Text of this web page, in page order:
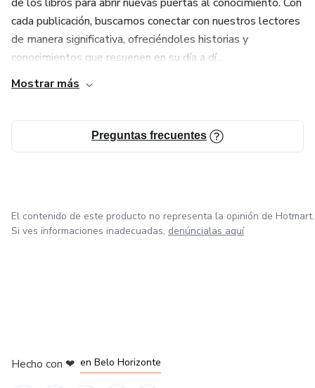
cada publicación, buscamos conectar con nuestros lectores
de manera significativa, ofreciéndoles historias y
conocimientos que resuenen en su día a dí...
Mostrar más
Preguntas frecuentes
El contenido de este producto no representa la opinión de Hotmart.
Si ves informaciones inadecuadas, denúncialas aquí
Hecho con ❤ en Belo Horizonte